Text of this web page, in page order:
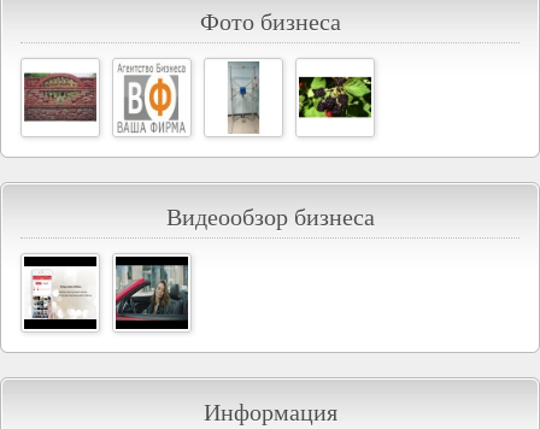
Фото бизнеса
Видеообзор бизнеса
Информация